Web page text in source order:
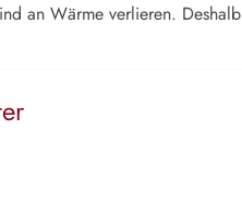
an Wärme verlieren. Deshalb